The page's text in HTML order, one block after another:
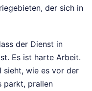
der sich in
der Dienst in
Es ist harte Arbeit.
sieht, wie es vor der
parkt, prallen